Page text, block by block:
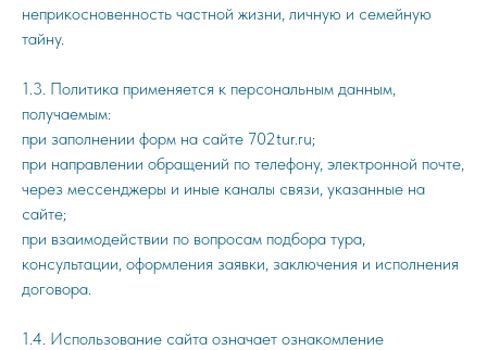
неприкосновенность частной жизни, личную и семейную
тайну.
1.3. Политика применяется к персональным данным,
получаемым:
при заполнении форм на сайте 702tur.ru;
при направлении обращений по телефону, электронной почте,
через мессенджеры и иные каналы связи, указанные на
сайте;
при взаимодействии по вопросам подбора тура,
консультации, оформления заявки, заключения и исполнения
договора.
1.4. Использование сайта означает ознакомление